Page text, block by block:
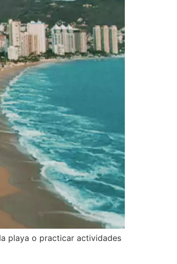
playa o practicar actividades